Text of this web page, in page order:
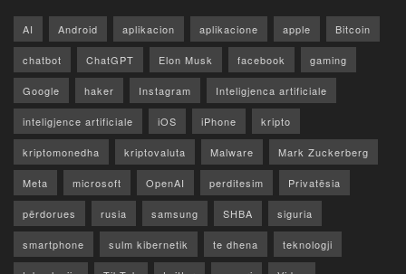
AI Android aplikacion aplikacione apple Bitcoin
chatbot ChatGPT Elon Musk facebook gaming
Google haker Instagram Inteligjenca artificiale
inteligjence artificiale iOS iPhone kripto
kriptomonedha kriptovaluta Malware Mark Zuckerberg
Meta microsoft OpenAI perditesim Privatësia
përdorues rusia samsung SHBA siguria
smartphone sulm kibernetik te dhena teknologji